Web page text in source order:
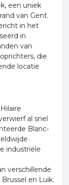
een uniek
van Gent.
in het
in
van
die
locatie
al snel
Blanc-
industriële
verschillende
en Luik.